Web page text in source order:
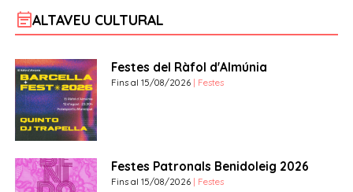
event_noteALTAVEU CULTURAL
Festes del Ràfol d'Almúnia
Fins al 15/08/2026 | Festes
Festes Patronals Benidoleig 2026
Fins al 15/08/2026 | Festes